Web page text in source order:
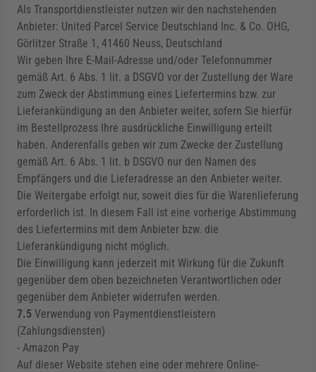
Als Transportdienstleister nutzen wir den nachstehenden
Anbieter: United Parcel Service Deutschland Inc. & Co. OHG,
Görlitzer Straße 1, 41460 Neuss, Deutschland
Wir geben Ihre E-Mail-Adresse und/oder Telefonnummer
gemäß Art. 6 Abs. 1 lit. a DSGVO vor der Zustellung der Ware
zum Zweck der Abstimmung eines Liefertermins bzw. zur
Lieferankündigung an den Anbieter weiter, sofern Sie hierfür
im Bestellprozess Ihre ausdrückliche Einwilligung erteilt
haben. Anderenfalls geben wir zum Zwecke der Zustellung
gemäß Art. 6 Abs. 1 lit. b DSGVO nur den Namen des
Empfängers und die Lieferadresse an den Anbieter weiter.
Die Weitergabe erfolgt nur, soweit dies für die Warenlieferung
erforderlich ist. In diesem Fall ist eine vorherige Abstimmung
des Liefertermins mit dem Anbieter bzw. die
Lieferankündigung nicht möglich.
Die Einwilligung kann jederzeit mit Wirkung für die Zukunft
gegenüber dem oben bezeichneten Verantwortlichen oder
gegenüber dem Anbieter widerrufen werden.
7.5 Verwendung von Paymentdienstleistern
(Zahlungsdiensten)
- Amazon Pay
Auf dieser Website stehen eine oder mehrere Online-